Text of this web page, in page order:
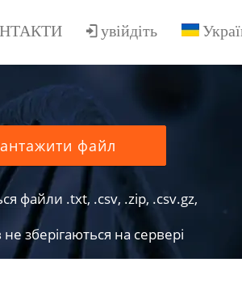
увійдіть
файл
файли .txt, .csv, .zip, .csv.gz,
зберігаються на сервері